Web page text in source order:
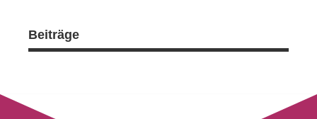
Beiträge